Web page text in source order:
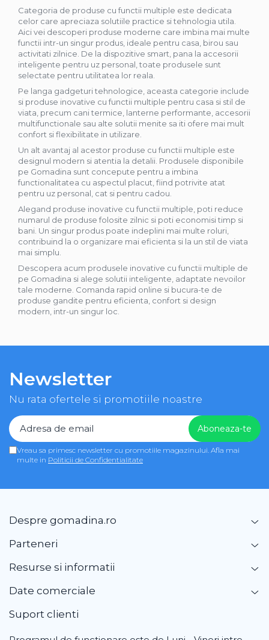
Categoria de produse cu functii multiple este dedicata
celor care apreciaza solutiile practice si tehnologia utila.
Aici vei descoperi produse moderne care imbina mai multe
functii intr-un singur produs, ideale pentru casa, birou sau
activitati zilnice. De la dispozitive smart, pana la accesorii
inteligente pentru uz personal, toate produsele sunt
selectate pentru utilitatea lor reala.
Pe langa gadgeturi tehnologice, aceasta categorie include
si produse inovative cu functii multiple pentru casa si stil de
viata, precum cani termice, lanterne performante, accesorii
multifunctionale sau alte solutii menite sa iti ofere mai mult
confort si flexibilitate in utilizare.
Un alt avantaj al acestor produse cu functii multiple este
designul modern si atentia la detalii. Produsele disponibile
pe Gomadina sunt concepute pentru a imbina
functionalitatea cu aspectul placut, fiind potrivite atat
pentru uz personal, cat si pentru cadou.
Alegand produse inovative cu functii multiple, poti reduce
numarul de produse folosite zilnic si poti economisi timp si
bani. Un singur produs poate indeplini mai multe roluri,
contribuind la o organizare mai eficienta si la un stil de viata
mai simplu.
Descopera acum produsele inovative cu functii multiple de
pe Gomadina si alege solutii inteligente, adaptate nevoilor
tale moderne. Comanda rapid online si bucura-te de
produse gandite pentru eficienta, confort si design
modern, intr-un singur loc.
Newsletter
Nu rata ofertele si promotiile noastre
Vreau sa primesc newsletter cu promotiile magazinului. Afla mai
multe in Politicii de Confidentialitate
Despre gomadina.ro
Parteneri
Resurse si informatii
Date comerciale
Suport clienti